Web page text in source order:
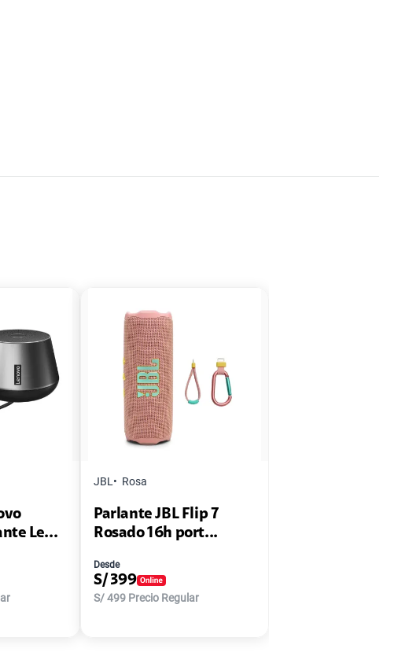
Le...
JBL Rosa
Parlante JBL Flip 7
Rosado 16h port...
Desde
S/ 399
S/499 Precio Regular